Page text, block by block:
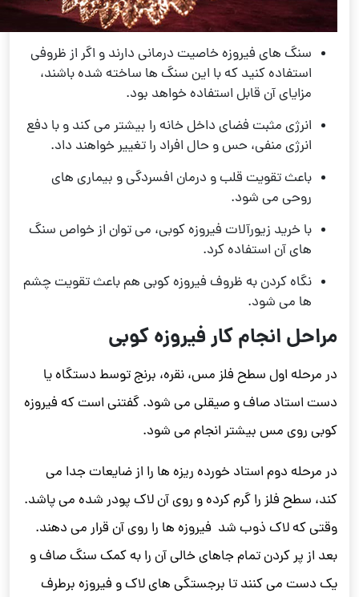
سنگ های فیروزه خاصیت درمانی دارند و اگر از ظروفی
استفاده کنید که با این سنگ ها ساخته شده باشند،
مزایای آن قابل استفاده خواهد بود.
انرژی مثبت فضای داخل خانه را بیشتر می کند و با دفع
انرژی منفی، حس و حال افراد را تغییر خواهند داد.
باعث تقویت قلب و درمان افسردگی و بیماری های
روحی می شود.
با خرید زیورآلات فیروزه کوبی، می توان از خواص سنگ
های آن استفاده کرد.
نگاه کردن به ظروف فیروزه کوبی هم باعث تقویت چشم
ها می شود.
مراحل انجام کار فیروزه کوبی
در مرحله اول سطح فلز مس، نقره، برنج توسط دستگاه یا
دست استاد صاف و صیقلی می شود. گفتنی است که فیروزه
کوبی روی مس بیشتر انجام می شود.
در مرحله دوم استاد خورده ریزه ها را از ضایعات جدا می
کند، سطح فلز را گرم کرده و روی آن لاک پودر شده می پاشد.
وقتی که لاک ذوب شد فیروزه ها را روی آن قرار می دهند.
بعد از پر کردن تمام جاهای خالی آن را به کمک سنگ صاف و
یک دست می کنند تا برجستگی های لاک و فیروزه برطرف